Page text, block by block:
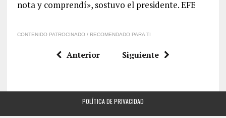
nota y comprendí», sostuvo el presidente. EFE
CONTENIDO PATROCINADO / RECOMENDADO PARA TI
Anterior Siguiente
POLÍTICA DE PRIVACIDAD